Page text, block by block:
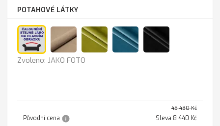
POTAHOVÉ LÁTKY
JAKO
Casablanca
Zvoleno: JAKO FOTO
Původní cena info
45 430 Kč
Sleva 8 440 Kč